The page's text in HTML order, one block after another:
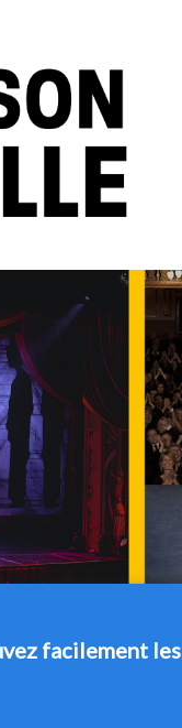
facilement les